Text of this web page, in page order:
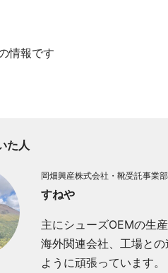
情報です
た人
岡畑興産株式会社・靴受託事業部
すねや
主にシューズOEMの生
海外関連会社、工場と
ように頑張っています。